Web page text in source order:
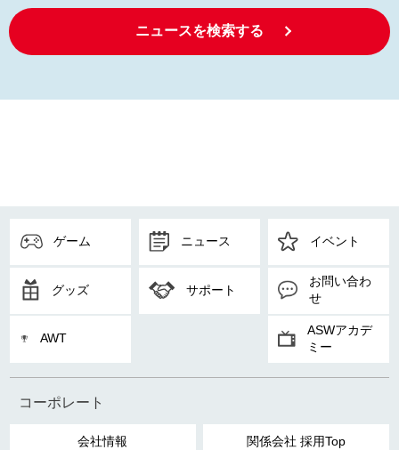
ニュースを検索する
ゲーム ニュース イベント
グッズ サポート
お問い合わ
せ
AWT
ASWアカデ
ミー
コーポレート
会社情報 関係会社 採用Top